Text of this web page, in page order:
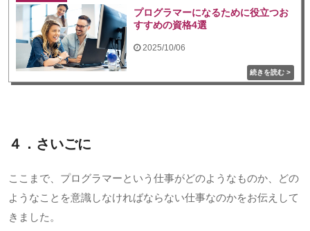
プログラマーになるために役立つお
すすめの資格4選
2025/10/06
４．さいごに
ここまで、プログラマーという仕事がどのようなものか、どの
ようなことを意識しなければならない仕事なのかをお伝えして
きました。